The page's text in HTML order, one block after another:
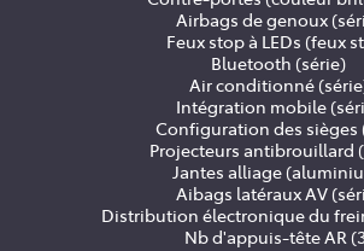
Airbags de genoux
Feux stop à LEDs (feux
Bluetooth (série)
Air conditionné
Intégration mobile
Configuration des sièges
Projecteurs antibrouillard
Jantes alliage
Aibags latéraux AV
Distribution électronique du
Nb d'appuis-tête AR